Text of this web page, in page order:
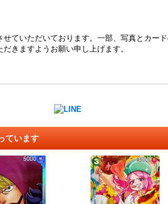
ていただいております。一部、写真とカー
きますようお願い申し上げます。
ています